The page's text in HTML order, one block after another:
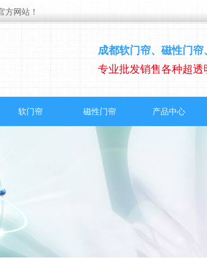
方网站！
成都软门帘、磁性门
专业批发销售各种超透
软门帘 磁性门帘 产品中心